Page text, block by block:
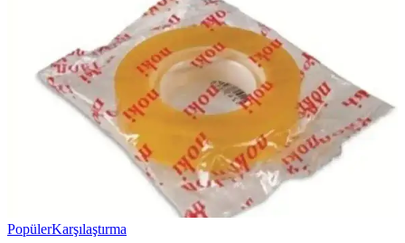
PopülerKarşılaştırma